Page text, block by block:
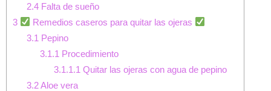
2.4Falta de sueño
3
Remedios caseros para quitar las ojeras
3.1 Pepino
3.1.1 Procedimiento
3.1.1.1 Quitar las ojeras con agua de pepino
3.2Aloe vera